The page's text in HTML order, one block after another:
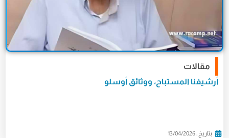
مقالات
أرشيفنا المستباح، ووثائق أوسلو
بتاريخ : 13/04/2026